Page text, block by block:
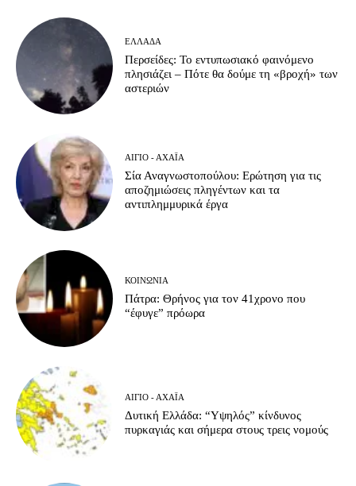
ΕΛΛΆΔΑ
Περσείδες: Το εντυπωσιακό φαινόμενο
πλησιάζει – Πότε θα δούμε τη «βροχή» των
αστεριών
ΑΊΓΙΟ - ΑΧΑΪ́Α
Σία Αναγνωστοπούλου: Ερώτηση για τις
αποζημιώσεις πληγέντων και τα
αντιπλημμυρικά έργα
ΚΟΙΝΩΝΊΑ
Πάτρα: Θρήνος για τον 41χρονο που
“έφυγε” πρόωρα
ΑΊΓΙΟ - ΑΧΑΪ́Α
Δυτική Ελλάδα: “Υψηλός” κίνδυνος
πυρκαγιάς και σήμερα στους τρεις νομούς